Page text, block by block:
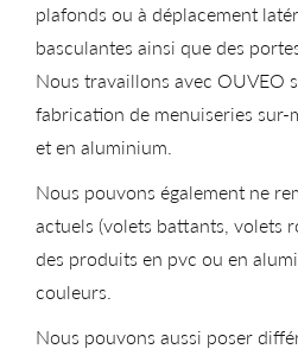
plafonds ou à déplacement
basculantes ainsi que des
Nous travaillons avec OUVEO
fabrication de menuiseries sur-
et en aluminium.
Nous pouvons également ne
actuels (volets battants, volets
des produits en pvc ou en
couleurs.
Nous pouvons aussi poser